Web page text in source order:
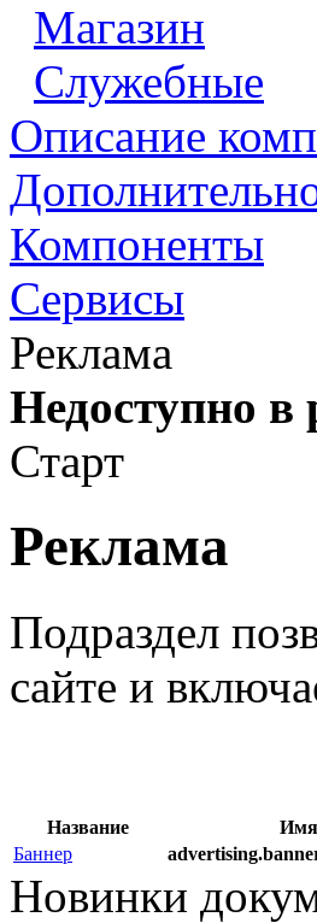
Магазин
Служебные
Описание
Компоненты
Сервисы
Реклама
Недоступно
Старт
Реклама
Подраздел
сайте и
Название
Имя
Баннер
Новинки